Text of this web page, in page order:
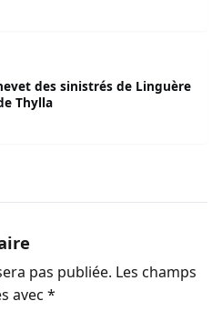
des sinistrés de Linguère
Thylla
pas publiée. Les champs
avec *